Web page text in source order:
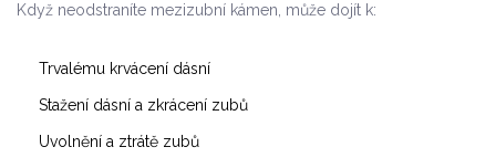
Když neodstraníte mezizubní kámen, může dojít k:
Trvalému krvácení dásní
Stažení dásní a zkrácení zubů
Uvolnění a ztrátě zubů